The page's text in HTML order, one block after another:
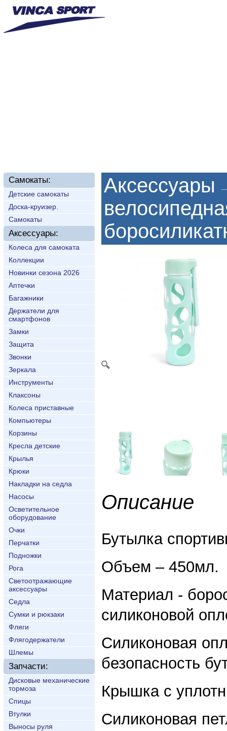
Самокаты:
Детские самокаты
Доска-круизер.
Самокаты
Аксессуары:
Колеса для самоката
Коллекции
Новинки сезона 2026
Аптечки
Багажники
Держатели для
смартфонов
Замки
Защита
Звонки
Зеркала
Инструменты
Клаксоны
Колеса приставные
Компьютеры
Корзины
Кресла детские
Крылья
Крюки
Накладки на седла
Насосы
Осветительное
оборудование
Очки
Перчатки
Подножки
Рога
Светоотражающие
аксессуары
Седла
Сумки и рюкзаки
Фляги
Флягодержатели
Шлемы
Запчасти:
Дисковые механические
тормоза
Спицы
Втулки
Выносы руля
Аксессуары
Описание
Бутылка
Объем – 450мл.
Материал -
силиконовой
Силиконовая
безопасность
Крышка с
Силиконовая